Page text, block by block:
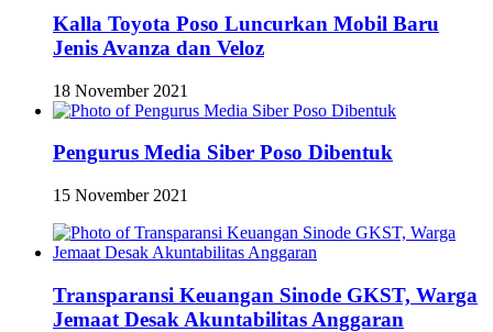
Kalla Toyota Poso Luncurkan Mobil Baru
Jenis Avanza dan Veloz
18 November 2021
Pengurus Media Siber Poso Dibentuk
15 November 2021
Transparansi Keuangan Sinode GKST, Warga
Jemaat Desak Akuntabilitas Anggaran